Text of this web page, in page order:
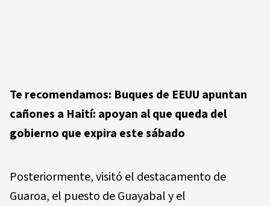
Te recomendamos: Buques de EEUU apuntan
cañones a Haití: apoyan al que queda del
gobierno que expira este sábado
Posteriormente, visitó el destacamento de
Guaroa, el puesto de Guayabal y el